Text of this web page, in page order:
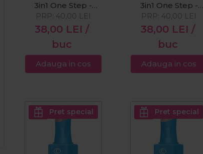
3in1 One Step -
French Pink 8ml
38,00 LEI /
buc
PRP: 40,00 LEI
Adauga in cos
3in1 One Step -
Barely Blush
Beauty 8ml
38,00 LEI /
buc
PRP: 40,00 LEI
Adauga in cos
Pret special Pret special